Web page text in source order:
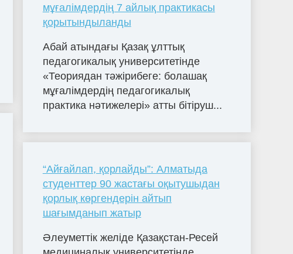
мұғалімдердің 7 айлық практикасы
қорытындыланды
Абай атындағы Қазақ ұлттық
педагогикалық университетінде
«Теориядан тәжірибеге: болашақ
мұғалімдердің педагогикалық
практика нәтижелері» атты бітіруш...
“Айғайлап, қорлайды”: Алматыда
студенттер 90 жастағы оқытушыдан
қорлық көргендерін айтып
шағымданып жатыр
Әлеуметтік желіде Қазақстан-Ресей